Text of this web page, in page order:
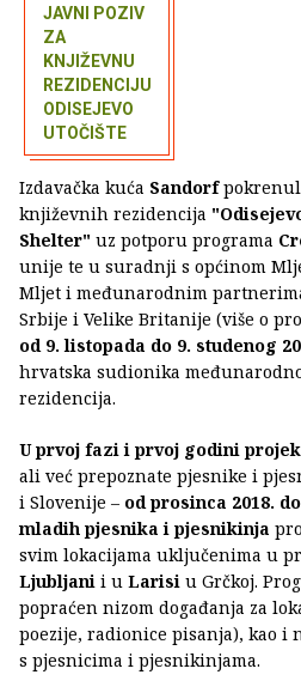
JAVNI POZIV
ZA
KNJIŽEVNU
REZIDENCIJU
ODISEJEVO
UTOČIŠTE
Izdavačka kuća Sandorf
književnih rezidencija
Shelter" uz potporu programa
unije te u suradnji s općinom
Mljet i međunarodnim
Srbije i Velike Britanije (više o
od 9. listopada do 9. studenog
hrvatska sudionika
rezidencija.
U prvoj fazi i prvoj godini
ali već prepoznate pjesnike i
i Slovenije – od prosinca 2018.
mladih pjesnika i pjesnikinja
svim lokacijama uključenima u
Ljubljani i u Larisi u Grčkoj.
popraćen nizom događanja za
poezije, radionice pisanja), kao
s pjesnicima i pjesnikinjama.